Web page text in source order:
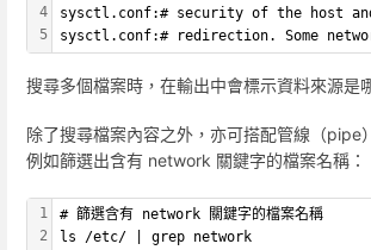
4
5
sysctl.conf:# security of the host
sysctl.conf:# redirection. Some
搜尋多個檔案時，在輸出中會標示資料來源是
除了搜尋檔案內容之外，亦可搭配管線（pipe
例如篩選出含有 network 關鍵字的檔案名稱：
1
2
# 篩選含有 network 關鍵字的檔案名稱
ls /etc/ | grep network